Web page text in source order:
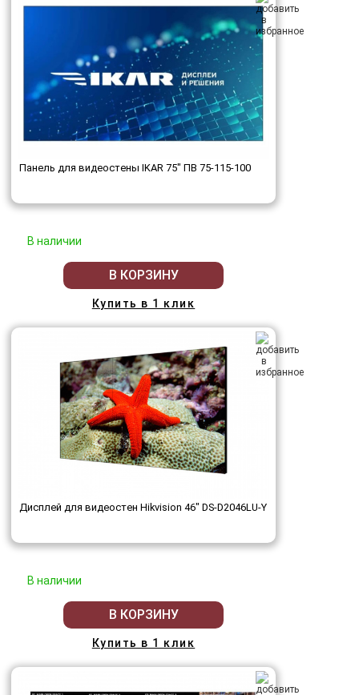
Панель для видеостены IKAR 75" ПВ 75-115-100
В наличии
В КОРЗИНУ
Купить в 1 клик
Дисплей для видеостен Hikvision 46" DS-D2046LU-Y
В наличии
В КОРЗИНУ
Купить в 1 клик